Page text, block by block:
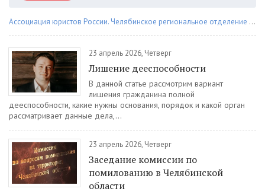
Ассоциация юристов России. Челябинское региональное отделение
23 апрель 2026, Четверг
Лишение дееспособности
В данной статье рассмотрим вариант
лишения гражданина полной
дееспособности, какие нужны основания, порядок и какой орган
рассматривает данные дела,...
23 апрель 2026, Четверг
Заседание комиссии по
помилованию в Челябинской
области